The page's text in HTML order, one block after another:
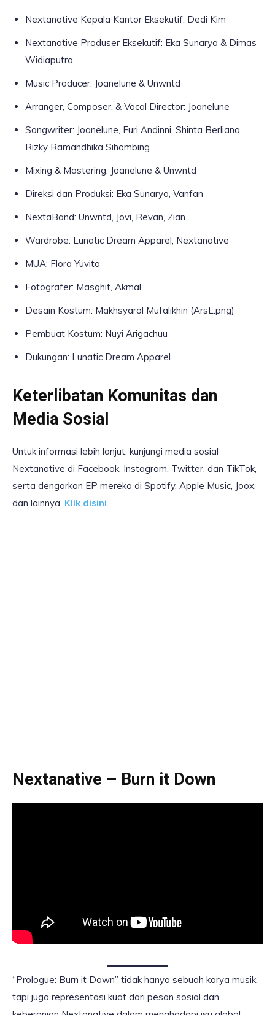
Nextanative Kepala Kantor Eksekutif: Dedi Kim
Nextanative Produser Eksekutif: Eka Sunaryo & Dimas
Widiaputra
Music Producer: Joanelune & Unwntd
Arranger, Composer, & Vocal Director: Joanelune
Songwriter: Joanelune, Furi Andinni, Shinta Berliana,
Rizky Ramandhika Sihombing
Mixing & Mastering: Joanelune & Unwntd
Direksi dan Produksi: Eka Sunaryo, Vanfan
NextaBand: Unwntd, Jovi, Revan, Zian
Wardrobe: Lunatic Dream Apparel, Nextanative
MUA: Flora Yuvita
Fotografer: Masghit, Akmal
Desain Kostum: Makhsyarol Mufalikhin (ArsL.png)
Pembuat Kostum: Nuyi Arigachuu
Dukungan: Lunatic Dream Apparel
Keterlibatan Komunitas dan
Media Sosial
Untuk informasi lebih lanjut, kunjungi media sosial
Nextanative di Facebook, Instagram, Twitter, dan TikTok,
serta dengarkan EP mereka di Spotify, Apple Music, Joox,
dan lainnya, Klik disini
Nextanative – Burn it Down
“Prologue: Burn it Down” tidak hanya sebuah karya musik,
tapi juga representasi kuat dari pesan sosial dan